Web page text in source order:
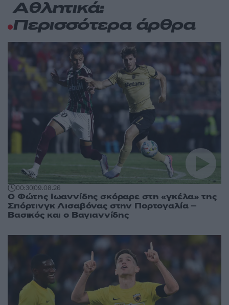
Αθλητικά:
Περισσότερα άρθρα
00:3009.08.26
Ο Φώτης Ιωαννίδης σκόραρε στη «γκέλα» της
Σπόρτινγκ Λισαβόνας στην Πορτογαλία –
Βασικός και ο Βαγιαννίδης